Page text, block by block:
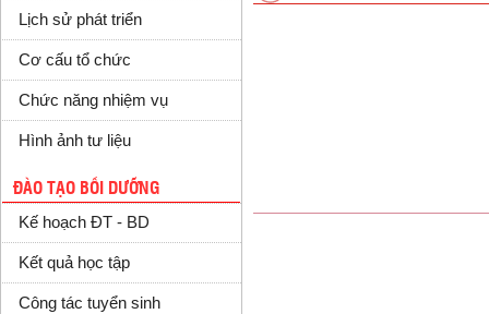
Lịch sử phát triển
Cơ cấu tổ chức
Chức năng nhiệm vụ
Hình ảnh tư liệu
ĐÀO TẠO BỒI DƯỠNG
Kế hoạch ĐT - BD
Kết quả học tập
Công tác tuyển sinh